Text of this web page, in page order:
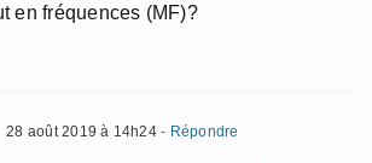
en fréquences (MF)?
28 août 2019 à 14h24- Répondre